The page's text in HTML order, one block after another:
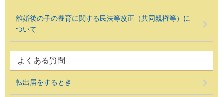
離婚後の子の養育に関する民法等改正（共同親権等）に
ついて
よくある質問
転出届をするとき